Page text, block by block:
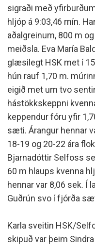
sigraði með
hljóp á 9:03,46 mín.
aðalgreinum, 800 m
meiðsla. Eva María
glæsilegt HSK met í
hún rauf 1,70 m.
eigið met um tvo
hástökkskeppni
keppendur fóru yfir
sæti. Árangur hennar
18-19 og 20-22 ára
Bjarnadóttir Selfoss
60 m hlaups kvenna
hennar var 8,06 sek. Í
Guðrún svo í fjórða
Karla sveitin HSK/
skipuð var þeim